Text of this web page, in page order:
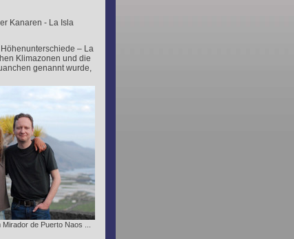
Kanaren - La Isla
– La
Klimazonen und die
genannt wurde,
de Puerto Naos ...